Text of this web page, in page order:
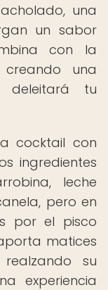
una
un sabor
con la
una
deleitará tu
cocktail con
ingredientes
leche
pero en
por el pisco
matices
su
experiencia